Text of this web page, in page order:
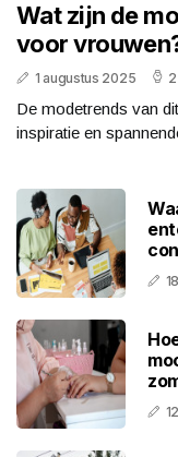
Wat zijn de
voor
1 augustus 2025
De modetrends van
inspiratie en